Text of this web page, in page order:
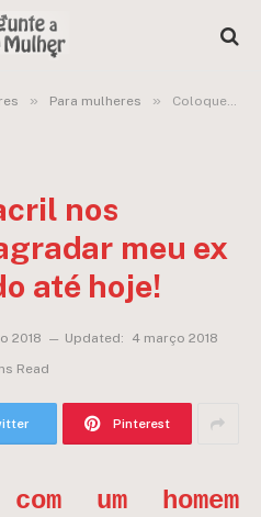
» Para mulheres » Coloquei Metacril nos glúteos para agradar meu ex e me arrependo até hoje!
nos
meu ex
até hoje!
2018 Updated:
4 março 2018
Read
Pinterest
um homem